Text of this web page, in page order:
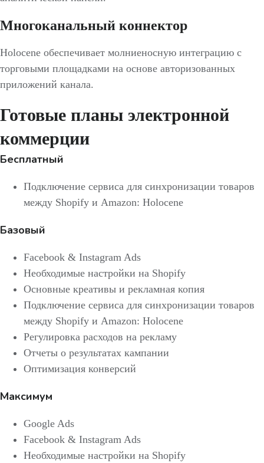
Многоканальный коннектор
Holocene обеспечивает молниеносную интеграцию с
торговыми площадками на основе авторизованных
приложений канала.
Готовые планы электронной
коммерции
Бесплатный
Подключение сервиса для синхронизации товаров
между Shopify и Amazon: Holocene
Базовый
Facebook & Instagram Ads
Необходимые настройки на Shopify
Основные креативы и рекламная копия
Подключение сервиса для синхронизации товаров
между Shopify и Amazon: Holocene
Регулировка расходов на рекламу
Отчеты о результатах кампании
Оптимизация конверсий
Максимум
Google Ads
Facebook & Instagram Ads
Необходимые настройки на Shopify